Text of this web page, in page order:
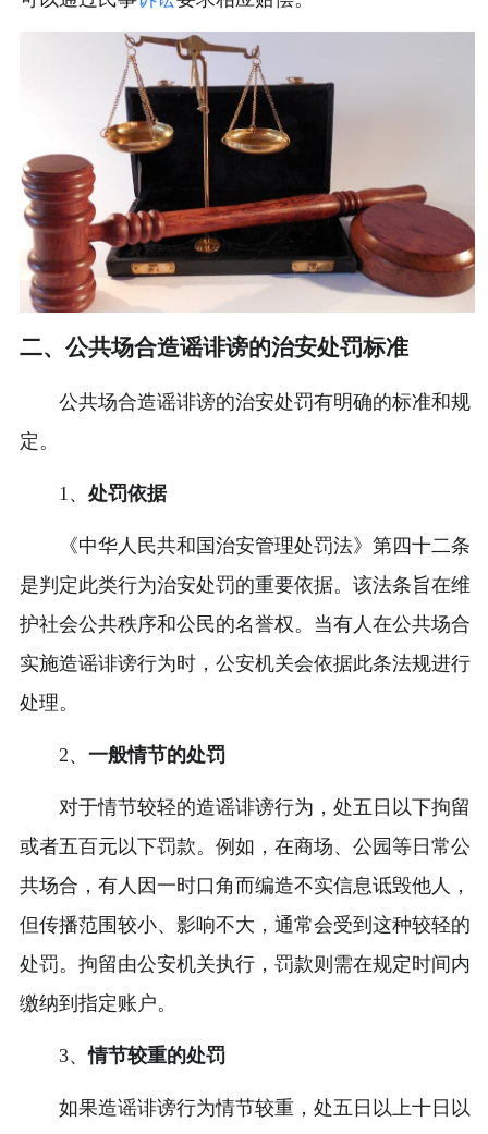
二、公共场合造谣诽谤的治安处罚标准
公共场合造谣诽谤的治安处罚有明确的标准和规
定。
1、 处罚依据
《中华人民共和国治安管理处罚法》第四十二条
是判定此类行为治安处罚的重要依据。该法条旨在维
护社会公共秩序和公民的名誉权。当有人在公共场合
实施造谣诽谤行为时，公安机关会依据此条法规进行
处理。
2、 一般情节的处罚
对于情节较轻的造谣诽谤行为，处五日以下拘留
或者五百元以下罚款。例如，在商场、公园等日常公
共场合，有人因一时口角而编造不实信息诋毁他人，
但传播范围较小、影响不大，通常会受到这种较轻的
处罚。拘留由公安机关执行，罚款则需在规定时间内
缴纳到指定账户。
3、情节较重的处罚
如果造谣诽谤行为情节较重，处五日以上十日以